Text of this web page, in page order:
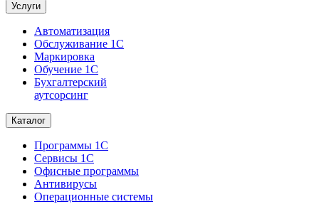
Услуги
Автоматизация
Обслуживание 1С
Маркировка
Обучение 1С
Бухгалтерский
аутсорсинг
Каталог
Программы 1С
Сервисы 1С
Офисные программы
Антивирусы
Операционные системы